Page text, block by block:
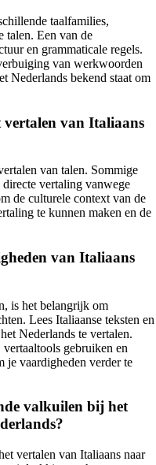
taalfamilies,
talen. Een van de
en grammaticale regels.
van werkwoorden
Nederlands bekend staat om
van Italiaans
van talen. Sommige
vertaling vanwege
de culturele context van de
te kunnen maken en de
van Italiaans
is het belangrijk om
Lees Italiaanse teksten en
Nederlands te vertalen.
gebruiken en
je vaardigheden verder te
valkuilen bij het
vertalen van Italiaans naar